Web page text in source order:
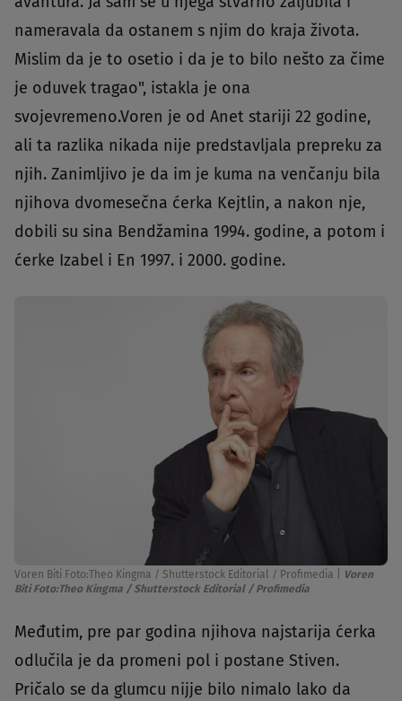
nameravala da ostanem s njim do kraja života.
Mislim da je to osetio i da je to bilo nešto za čime
je oduvek tragao", istakla je ona
svojevremeno.Voren je od Anet stariji 22 godine,
ali ta razlika nikada nije predstavljala prepreku za
njih. Zanimljivo je da im je kuma na venčanju bila
njihova dvomesečna ćerka Kejtlin, a nakon nje,
dobili su sina Bendžamina 1994. godine, a potom i
ćerke Izabel i En 1997. i 2000. godine.
Voren Biti Foto:Theo Kingma / Shutterstock Editorial / Profimedia
Voren
Biti Foto:Theo Kingma / Shutterstock Editorial / Profimedia
Međutim, pre par godina njihova najstarija ćerka
odlučila je da promeni pol i postane Stiven.
Pričalo se da glumcu nijje bilo nimalo lako da